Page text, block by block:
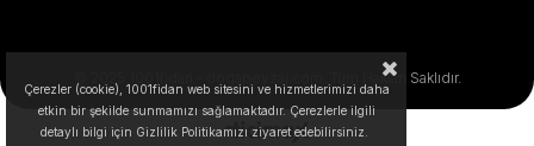
© 2025 1001fidan - dogapeyzaj.com. Tüm Hakları Saklıdır.
Çerezler (cookie), 1001fidan web sitesini ve hizmetlerimizi daha
etkin bir şekilde sunmamızı sağlamaktadır. Çerezlerle ilgili
detaylı bilgi için Gizlilik Politikamızı ziyaret edebilirsiniz.